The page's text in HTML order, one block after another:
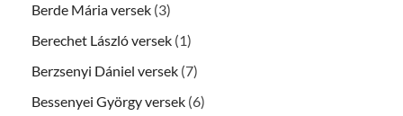
Berde Mária versek (3)
Berechet László versek (1)
Berzsenyi Dániel versek (7)
Bessenyei György versek (6)